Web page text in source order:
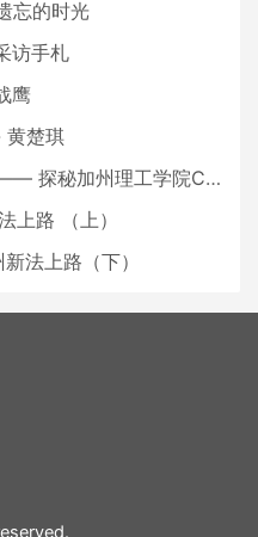
忘的时光
访手札
鹰
黄楚琪
州理工学院Caltech博士生活 [上集]
上路 （上）
法上路（下）